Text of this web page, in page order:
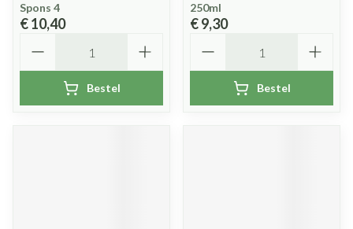
Spons 4
€ 10,40
Bestel
250ml
€ 9,30
Bestel